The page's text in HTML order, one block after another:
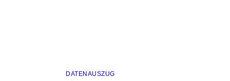
DATENAUSZUG